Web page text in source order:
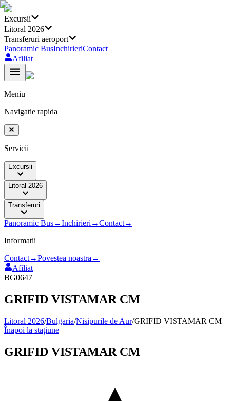
Excursii
Litoral 2026
Transferuri aeroport
Panoramic BusInchirieriContact
Afiliat
Meniu
Navigatie rapida
Servicii
Excursii
Litoral 2026
Transferuri
Panoramic Bus→Inchirieri →Contact→
Informatii
Contact→Povestea noastra →
Afiliat
BG0647
GRIFID VISTAMAR CM
Litoral 2026/Bulgaria/Nisipurile de Aur/GRIFID VISTAMAR CM
Înapoi la stațiune
GRIFID VISTAMAR CM